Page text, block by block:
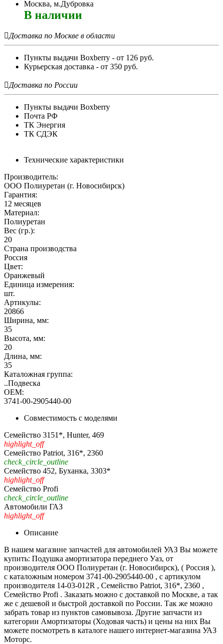
Москва, м.Дубровка
В наличии
Доставка по Москве в области
Пункты выдачи Boxberry - от 126 руб.
Курьерская доставка - от 350 руб.
Доставка по России
Пункты выдачи Boxberry
Почта РФ
ТК Энергия
ТК СДЭК
Технические характеристики
Производитель:
ООО Полиуретан (г. Новосибирск)
Гарантия:
12 месяцев
Материал:
Полиуретан
Вес (гр.):
20
Страна производства
Россия
Цвет:
Оранжевый
Единица измерения:
шт.
Артикулы:
20866
Ширина, мм:
35
Высота, мм:
20
Длина, мм:
35
Каталожная группа:
..Подвеска
OEM:
3741-00-2905440-00
Совместимость с моделями
Семейство 3151*, Hunter, 469
highlight_off
Семейство Patriot, 316*, 2360
check_circle_outline
Семейство 452, Буханка, 3303*
highlight_off
Семейство Profi
check_circle_outline
Автомобили ГАЗ
highlight_off
Описание
В нашем магазине запчастей для автомобилей УАЗ Вы можете
купить: Подушка амортизатора переднего Уаз, от
производителя ООО Полиуретан (г. Новосибирск), ( Россия ),
с каталожным номером 3741-00-2905440-00 , с артикулом
производителя 14-03-012R , Семейство Patriot, 316*, 2360 ,
Семейство Profi . Заказать можно с доставкой по Москве, а так
же с дешевой и быстрой доставкой по России. Так же можно
забрать товар из пунктов самовывоза. Другие запчасти из
категории Амортизаторы (Ходовая часть) и цены на них Вы
можете посмотреть в каталоге нашего интернет-магазина УАЗ
Моторс.